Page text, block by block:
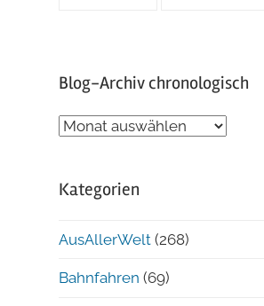
Blog-Archiv chronologisch
Blog-
Kategorien
AusAllerWelt (268)
Bahnfahren (69)